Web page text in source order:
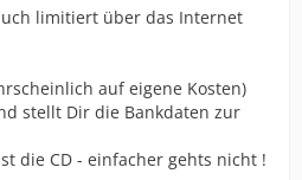
limitiert über das Internet
auf eigene Kosten)
stellt Dir die Bankdaten zur
die CD - einfacher gehts nicht !